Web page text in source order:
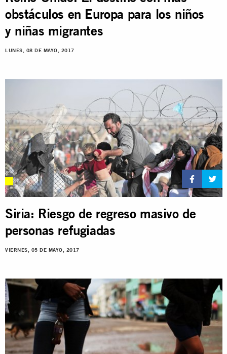
obstáculos en Europa para los niños
y niñas migrantes
LUNES, 08 DE MAYO, 2017
Siria: Riesgo de regreso masivo de
personas refugiadas
VIERNES, 05 DE MAYO, 2017